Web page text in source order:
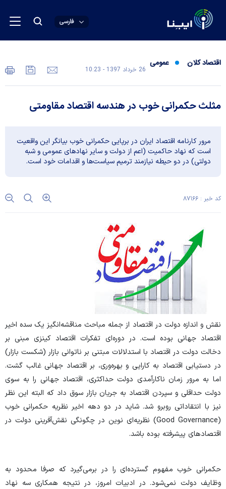
فارسی
اقتصاد کلان عمومی
26 خرداد 1397 - 10:23
مثلث حکمرانی خوب در هندسه اقتصاد مقاومتی
مرور کارنامه اقتصاد ایران در برپایی حکمرانی خوب بیانگر این واقعیت
است که نهاد حاکمیت (اعم از دولت و سایر نهادهای عمومی و شبه
دولتی) در دو حیطه نیازمند ترمیم سیاست‌ها و اقدامات خود است.
کد خبر : ۸۷۱۶۶
نقش و اندازه دولت در اقتصاد از جمله مباحث مناقشه‌انگیز یک سده اخیر
اقتصاد جهانی بوده است. در دوره‌ای تفکرات اقتصاد کینزی مبنی بر
دخالت دولت در اقتصاد با استدلالات مبتنی بر ناتوانی بازار (شکست بازار)
در دستیابی اقتصاد به کارایی و بهره‌وری، بر اقتصاد جهانی غالب گشت.
اما به مرور زمان ناکارآمدی دولت حداکثری، اقتصاد جهانی را به سوی
دولت حداقلی و سپردن اقتصاد به جریان بازار سوق داد که البته این نظر
نیز با انتقاداتی روبرو شد. شاید در دو دهه اخیر نظریه حکمرانی خوب
(
Good Governance) نظریه‌ای نوین در چگونگی نقش‌آفرینی دولت در
اقتصادهای پیشرفته بوده باشد.
حکمرانی خوب مفهوم گسترده‌ای را در برمی‌گیرد که صرفا محدود به
وظایف دولت نمی‌شود. در ادبیات امروز، در نتیجه همکاری سه نهاد